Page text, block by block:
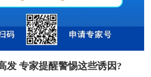
发 专家提醒警惕这些诱因?